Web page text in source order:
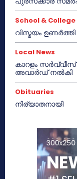
School & College
വിസ്മയം
Local News
കാറളം
അവാർഡ് നൽകി
Obituaries
നിര്യാതനായി